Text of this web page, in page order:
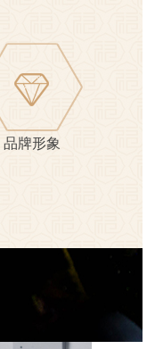
品牌形象